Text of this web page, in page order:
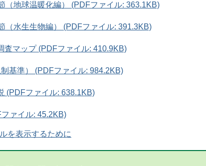
（地球温暖化編） (PDFファイル: 363.1KB)
（水生生物編） (PDFファイル: 391.3KB)
査マップ (PDFファイル: 410.9KB)
基準） (PDFファイル: 984.2KB)
(PDFファイル: 638.1KB)
ァイル: 45.2KB)
を表示するために